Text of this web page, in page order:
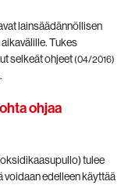
lainsäädännöllisen
Tukes
selkeät ohjeet(04/2016)
ohjaa
tulee
voidaan edelleen käyttää